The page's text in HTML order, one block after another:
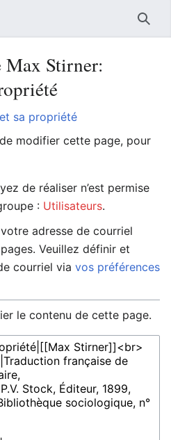
Max Stirner:
sa propriété
modifier cette page, pour
de réaliser n’est permise
: Utilisateurs.
adresse de courriel
Veuillez définir et
courriel via vos préférences
le contenu de cette page.